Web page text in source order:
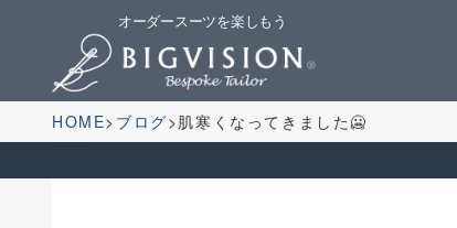
オーダースーツを楽しもう
HOME ブログ 肌寒くなってきました🥶